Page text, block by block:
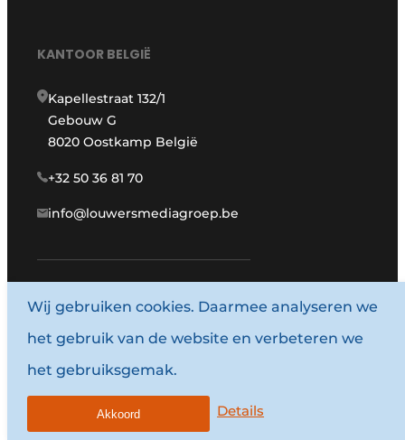
KANTOOR BELGIË
Kapellestraat 132/1
Gebouw G
8020 Oostkamp België
+32 50 36 81 70
info@louwersmediagroep.be
www.louwersmediagroep.com
© 1987 - 2026 Louwersmediagroep.
Algemene voorwaarden
Wij gebruiken cookies. Daarmee analyseren we
het gebruik van de website en verbeteren we
het gebruiksgemak.
Details
Akkoord